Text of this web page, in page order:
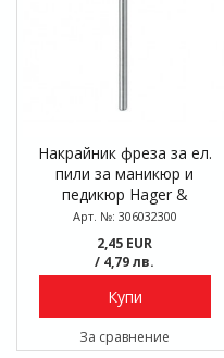
Накрайник фреза за ел.
пили за маникюр и
педикюр Hager &
Meisinger 39/010 RS, Ø 1.0
мм
Арт. №: 306032300
2,45 EUR
/ 4,79 лв.
Купи
За сравнение